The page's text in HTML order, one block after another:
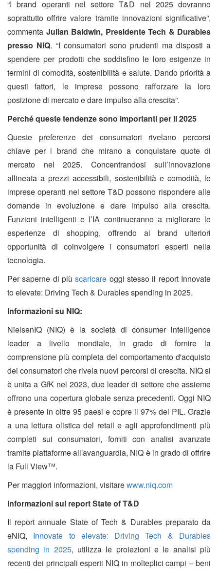
“I brand operanti nel settore T&D nel 2025 dovranno
soprattutto offrire valore tramite innovazioni significative”,
commenta Julian Baldwin, Presidente Tech & Durables
presso NIQ. “I consumatori sono prudenti ma disposti a
spendere per prodotti che soddisfino le loro esigenze in
termini di comodità, sostenibilità e salute. Dando priorità a
questi fattori, le imprese possono rafforzare la loro
posizione di mercato e dare impulso alla crescita”.
Perché queste tendenze sono importanti per il 2025
Queste preferenze dei consumatori rivelano percorsi
chiave per i brand che mirano a conquistare quote di
mercato nel 2025. Concentrandosi sull’innovazione
allineata a prezzi accessibili, sostenibilità e comodità, le
imprese operanti nel settore T&D possono rispondere alle
domande in evoluzione e dare impulso alla crescita.
Funzioni intelligenti e l’IA continueranno a migliorare le
esperienze di shopping, offrendo ai brand ulteriori
opportunità di coinvolgere i consumatori esperti nella
tecnologia.
Per saperne di piùscaricare oggi stesso il report Innovate
to elevate: Driving Tech & Durables spending in 2025.
Informazioni su NIQ:
NielsenIQ (NIQ) è la società di consumer intelligence
leader a livello mondiale, in grado di fornire la
comprensione più completa del comportamento d'acquisto
dei consumatori che rivela nuovi percorsi di crescita. NIQ si
è unita a GfK nel 2023, due leader di settore che assieme
offrono una copertura globale senza precedenti. Oggi NIQ
è presente in oltre 95 paesi e copre il 97% del PIL. Grazie
a una lettura olistica del retail e agli approfondimenti più
completi sui consumatori, forniti con analisi avanzate
tramite piattaforme all'avanguardia, NIQ è in grado di offrire
la Full View™.
Per maggiori informazioni, visitarewww.niq.com
Informazioni sul report State of T&D
Il report annuale State of Tech & Durables preparato da
eNIQ, Innovate to elevate: Driving Tech & Durables
spending in 2025, utilizza le proiezioni e le analisi più
recenti dei principali esperti NIQ in molteplici campi – beni